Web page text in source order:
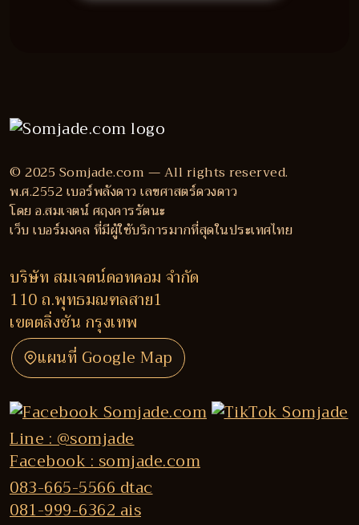
© 2025 Somjade.com — All rights reserved.
พ.ศ.2552 เบอร์พลังดาว เลขศาสตร์ดวงดาว
โดย อ.สมเจตน์ ศฤงคารรัตนะ
เว็บ เบอร์มงคล ที่มีผู้ใช้บริการมากที่สุดในประเทศไทย
บริษัท สมเจตน์ดอทคอม จำกัด
110 ถ.พุทธมณฑลสาย1
เขตตลิ่งชัน กรุงเทพ
แผนที่ Google Map
Line : @somjade
Facebook : somjade.com
083-665-5566 dtac
081-999-6362 ais